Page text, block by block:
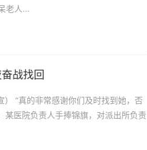
老人...
战找回
“真的非常感谢你们及时找到她，否
医院负责人手捧锦旗，对派出所负责